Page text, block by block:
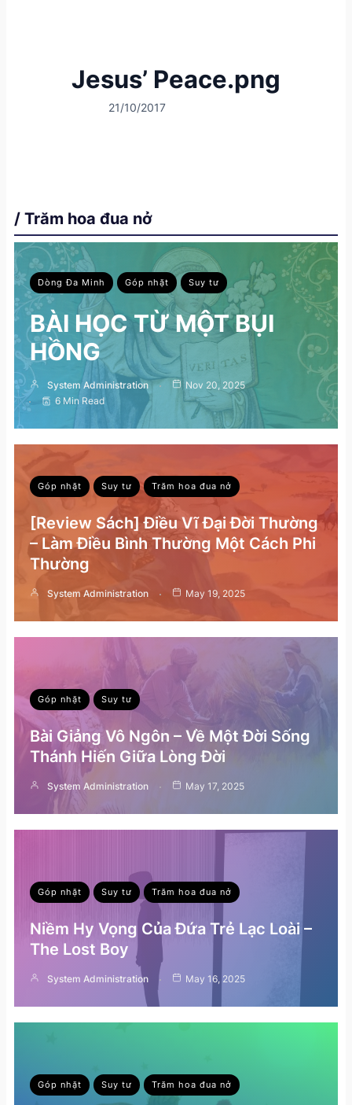
Jesus’ Peace.png
21/10/2017
/ Trăm hoa đua nở
Dòng Đa Minh Góp nhặt Suy tư
BÀI HỌC TỪ MỘT BỤI
HỒNG
System Administration
Nov 20, 2025
6 Min Read
Góp nhặt Suy tư Trăm hoa đua nở
[Review Sách] Điều Vĩ Đại Đời Thường
– Làm Điều Bình Thường Một Cách Phi
Thường
System Administration May 19, 2025
Góp nhặt Suy tư
Bài Giảng Vô Ngôn – Về Một Đời Sống
Thánh Hiến Giữa Lòng Đời
System Administration May 17, 2025
Góp nhặt Suy tư Trăm hoa đua nở
Niềm Hy Vọng Của Đứa Trẻ Lạc Loài –
The Lost Boy
System Administration May 16, 2025
Góp nhặt Suy tư Trăm hoa đua nở